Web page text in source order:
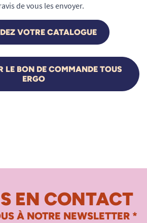
de vous les envoyer.
VOTRE CATALOGUE
LE BON DE COMMANDE TOUS
ERGO
EN CONTACT
À NOTRE NEWSLETTER *